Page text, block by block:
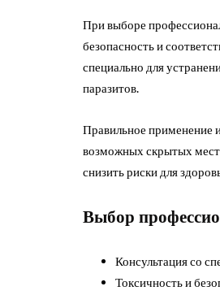
При выборе
безопасность и
специально для
паразитов.
Правильное применение
возможных скрытых мест
снизить риски для
Выбор
Консультация со
Токсичность и